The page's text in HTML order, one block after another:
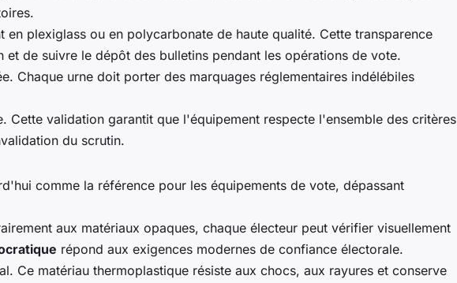
plexiglass ou en polycarbonate de haute qualité. Cette transparence
de suivre le dépôt des bulletins pendant les opérations de vote.
Chaque urne doit porter des marquages réglementaires indélébiles
validation garantit que l'équipement respecte l'ensemble des critères
du scrutin.
comme la référence pour les équipements de vote, dépassant
aux matériaux opaques, chaque électeur peut vérifier visuellement
répond aux exigences modernes de confiance électorale.
Ce matériau thermoplastique résiste aux chocs, aux rayures et conserve